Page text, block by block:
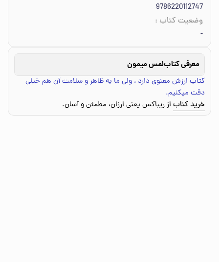
9786220112747
وضعیت کتاب :
-
معرفی کتابلمس میمون
کتاب ارزش معنوی دارد ، ولی ما به ظاهر و سلامت آن هم خیلی
دقت میکنیم.
خرید کتاب از ریباکس یعنی ارزان، مطمئن و آسان.